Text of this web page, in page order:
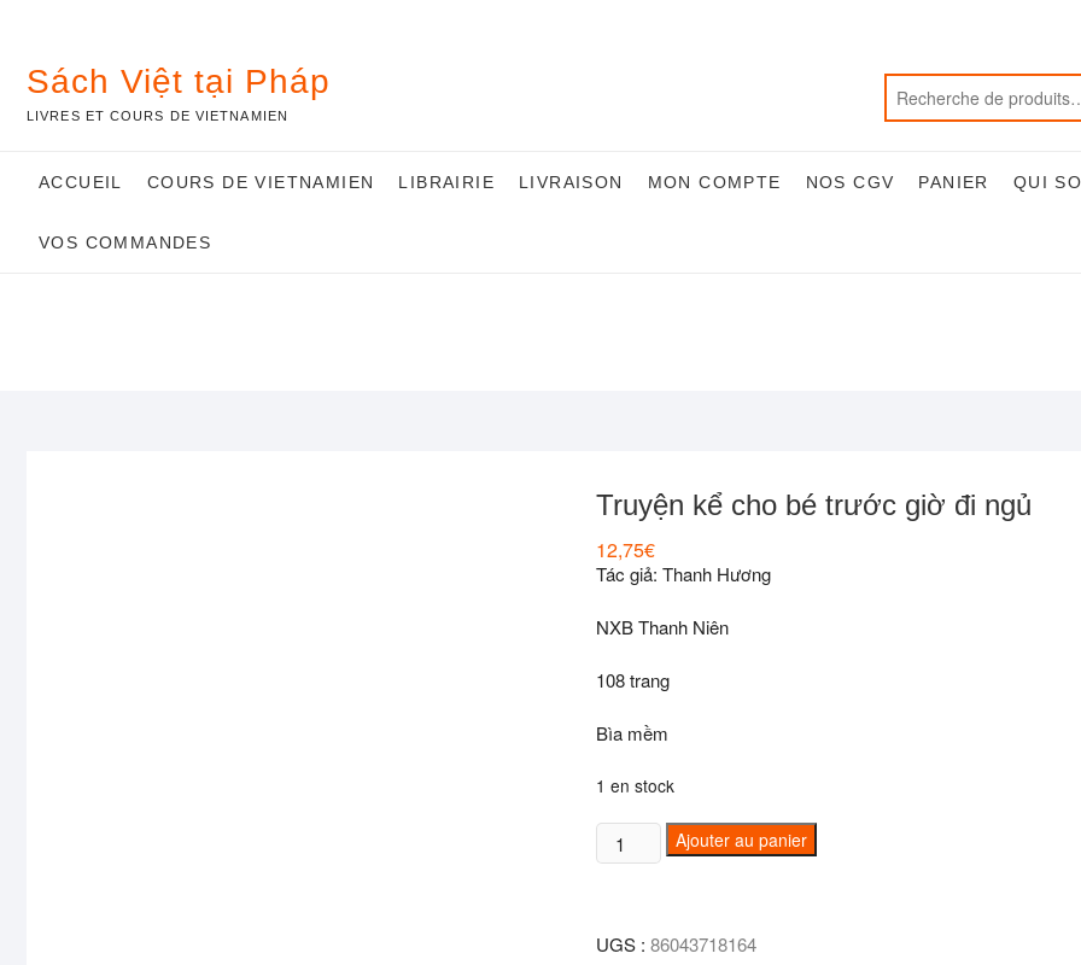
contentSách Việt tại Pháp
LIVRES ET COURS DE VIETNAMIEN
ACCUEIL COURS DE VIETNAMIEN LIBRAIRIE LIVRAISON MON COMPTE NOS CGV PANIER QUI
VOS COMMANDES
Truyện kể cho bé trước giờ đi ngủ
12,75€
Tác giả: Thanh Hương
NXB Thanh Niên
108 trang
Bìa mềm
1 en stock
quantité
de
cho
Ajouter au panier
UGS : 86043718164